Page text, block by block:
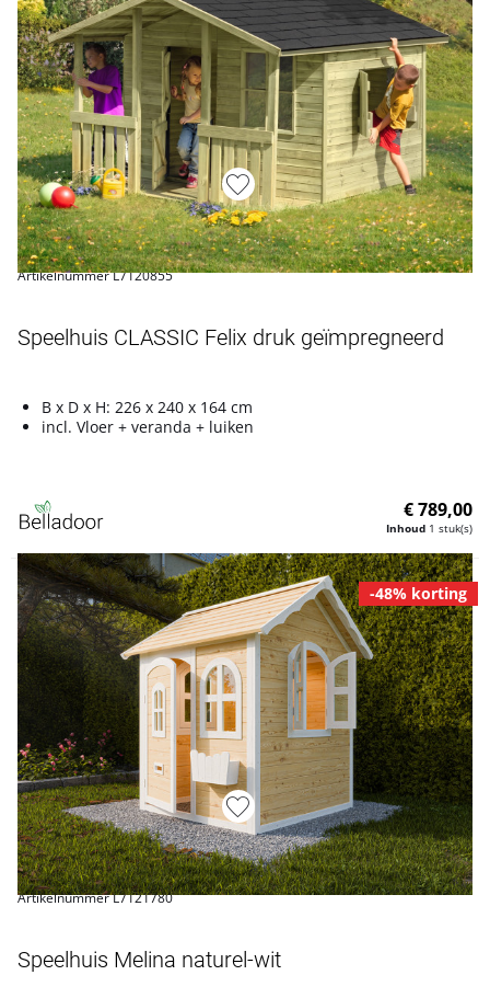
Artikelnummer L7120855
Speelhuis CLASSIC Felix druk geïmpregneerd
B x D x H: 226 x 240 x 164 cm
incl. Vloer + veranda + luiken
Inhoud 1 stuk(s)
€ 789,00
-48% korting
Artikelnummer L7121780
Speelhuis Melina naturel-wit